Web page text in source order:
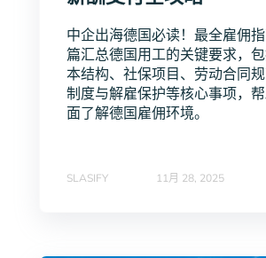
中企出海德国必读！最全雇佣
篇汇总德国用工的关键要求，
本结构、社保项目、劳动合同
制度与解雇保护等核心事项，
面了解德国雇佣环境。
SLASIFY 11月 28, 2025